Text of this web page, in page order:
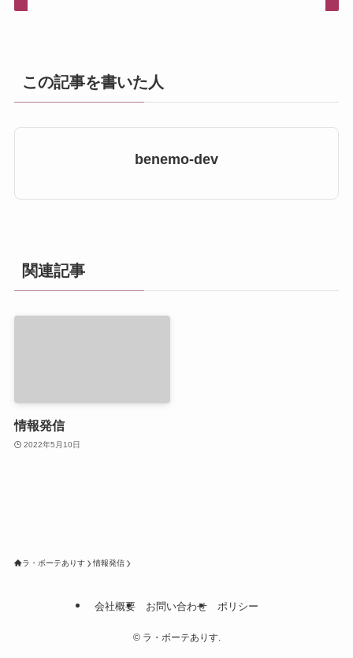
この記事を書いた人
benemo-dev
関連記事
情報発信
2022年5月10日
ラ・ボーテありす 情報発信
会社概要 お問い合わせ ポリシー
©ラ・ボーテありす.